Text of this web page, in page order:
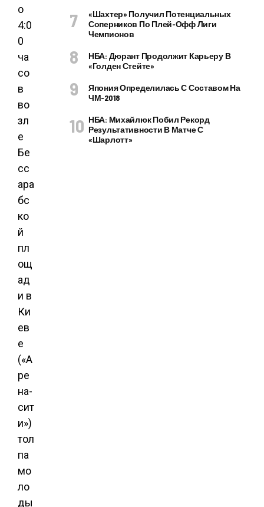
о
4:0
0
ча
со
в
во
зл
е
Бе
сс
ара
бс
ко
й
пл
ощ
ад
и в
Ки
ев
е
(«А
ре
на-
сит
и»)
тол
па
мо
ло
ды
«Шахтер» Получил Потенциальных
Соперников По Плей-Офф Лиги
Чемпионов
НБА: Дюрант Продолжит Карьеру В
«Голден Стейте»
Япония Определилась С Составом На
ЧМ-2018
НБА: Михайлюк Побил Рекорд
Результативности В Матче С
«Шарлотт»